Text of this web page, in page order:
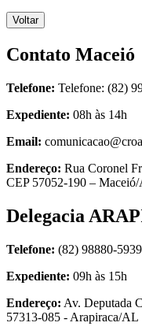
Voltar
Contato Maceió
Telefone: Telefone: (82)
Expediente: 08h às 14h
Email:
Endereço: Rua Coronel
CEP 57052-190 –
Delegacia
Telefone: (82) 98880-5939
Expediente: 09h às 15h
Endereço: Av. Deputada
57313-085 - Arapiraca/AL